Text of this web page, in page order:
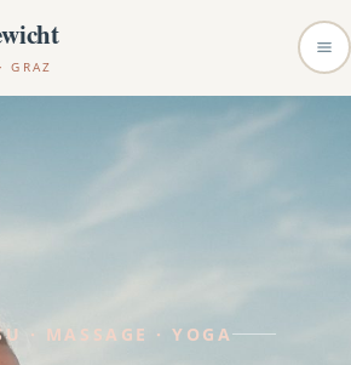
GRAZ
· MASSAGE · YOGA